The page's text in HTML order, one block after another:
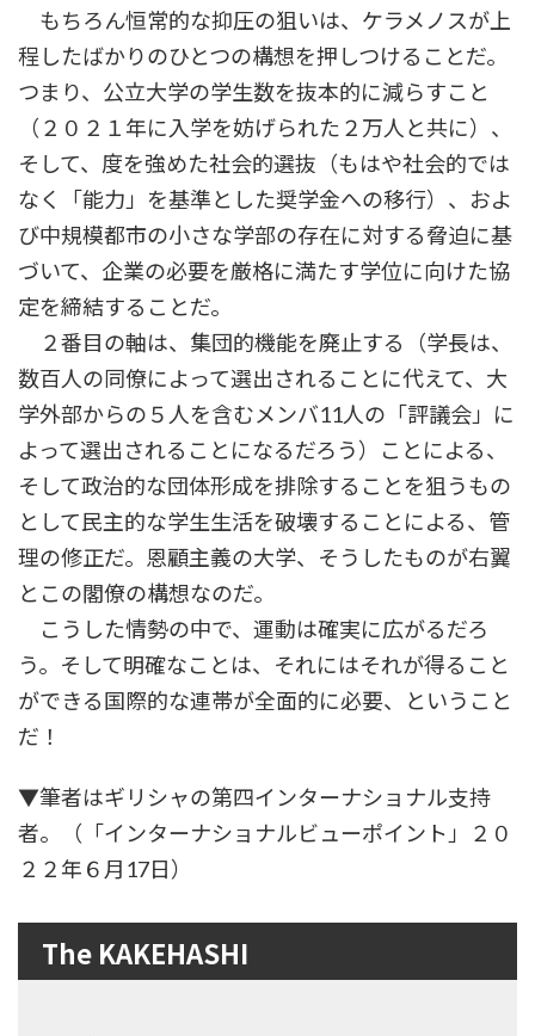
もちろん恒常的な抑圧の狙いは、ケラメノスが上
程したばかりのひとつの構想を押しつけることだ。
つまり、公立大学の学生数を抜本的に減らすこと
（２０２１年に入学を妨げられた２万人と共に）、
そして、度を強めた社会的選抜（もはや社会的では
なく「能力」を基準とした奨学金への移行）、およ
び中規模都市の小さな学部の存在に対する脅迫に基
づいて、企業の必要を厳格に満たす学位に向けた協
定を締結することだ。
２番目の軸は、集団的機能を廃止する（学長は、
数百人の同僚によって選出されることに代えて、大
学外部からの５人を含むメンバ11人の「評議会」に
よって選出されることになるだろう）ことによる、
そして政治的な団体形成を排除することを狙うもの
として民主的な学生生活を破壊することによる、管
理の修正だ。恩顧主義の大学、そうしたものが右翼
とこの閣僚の構想なのだ。
こうした情勢の中で、運動は確実に広がるだろ
う。そして明確なことは、それにはそれが得ること
ができる国際的な連帯が全面的に必要、ということ
だ！
▼筆者はギリシャの第四インターナショナル支持
者。（「インターナショナルビューポイント」２０
２２年６月17日）
The KAKEHASHI